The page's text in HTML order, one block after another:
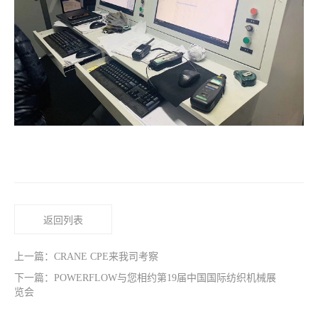
上一篇：CRANE CPE来我司考察
下一篇：POWERFLOW与您相约第19届中国国际纺织机械展
览会
返回列表